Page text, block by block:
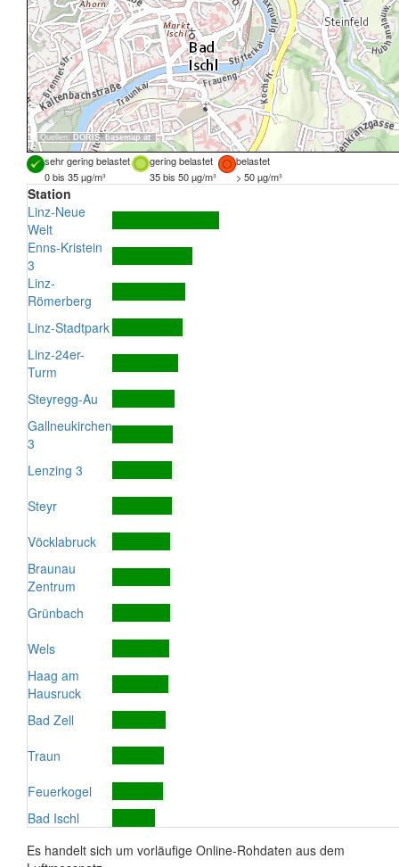
Quellen: DORIS, basemap.at
sehr gering belastet gering belastet
belastet
0 bis 35 µg/m³
35 bis 50 µg/m³ > 50 µg/m³
Station
Linz-Neue
Welt
Enns-Kristein
3
Linz-
Römerberg
Linz-Stadtpark
Linz-24er-
Turm
Steyregg-Au
Gallneukirchen
3
Lenzing 3
Steyr
Vöcklabruck
Braunau
Zentrum
Grünbach
Wels
Haag am
Hausruck
Bad Zell
Traun
Feuerkogel
Bad Ischl
Es handelt sich um vorläufige Online-Rohdaten aus dem